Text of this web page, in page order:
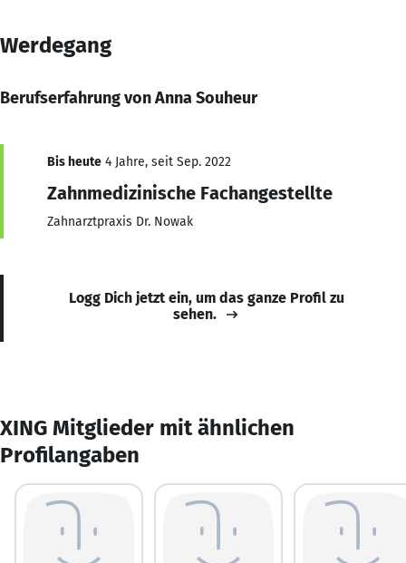
Werdegang
Berufserfahrung von Anna Souheur
Bis heute 4 Jahre, seit Sep. 2022
Zahnmedizinische Fachangestellte
Zahnarztpraxis Dr. Nowak
Logg Dich jetzt ein, um das ganze Profil zu
sehen.
XING Mitglieder mit ähnlichen
Profilangaben